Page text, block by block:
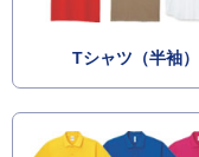
Tシャツ（半袖）